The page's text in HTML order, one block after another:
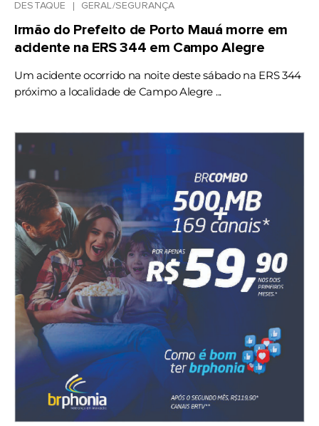
DESTAQUE GERAL/SEGURANÇA
Irmão do Prefeito de Porto Mauá morre em
acidente na ERS 344 em Campo Alegre
Um acidente ocorrido na noite deste sábado na ERS 344
próximo a localidade de Campo Alegre ...